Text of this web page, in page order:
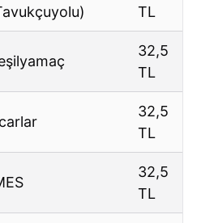
TL
32,5
TL
32,5
TL
32,5
TL